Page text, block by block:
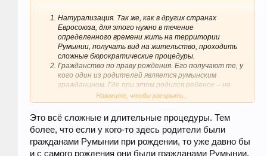
Натурализация. Так же, как в других странах
Евросоюза, для этого нужно в течение
определенного времени жить на территории
Румынии, получать вид на жительство, проходить
сложные бюрократические процедуры.
Гражданство по праву рождения. Его получают те, у
кого один из родителей является румынским
гражданином. Где при этом родился ребенок – не
имеет значения.
Усыновление. Гражданство в этом случае получают
те дети, у которых один из приемных родителей
является румынским гражданином.
Нажмите, чтобы раскрыть...
Это всё сложные и длительные процедуры. Тем
более, что если у кого-то здесь родители были
гражданами Румынии при рождении, то уже давно бы
и с самого рождения они были гражданами Румынии.